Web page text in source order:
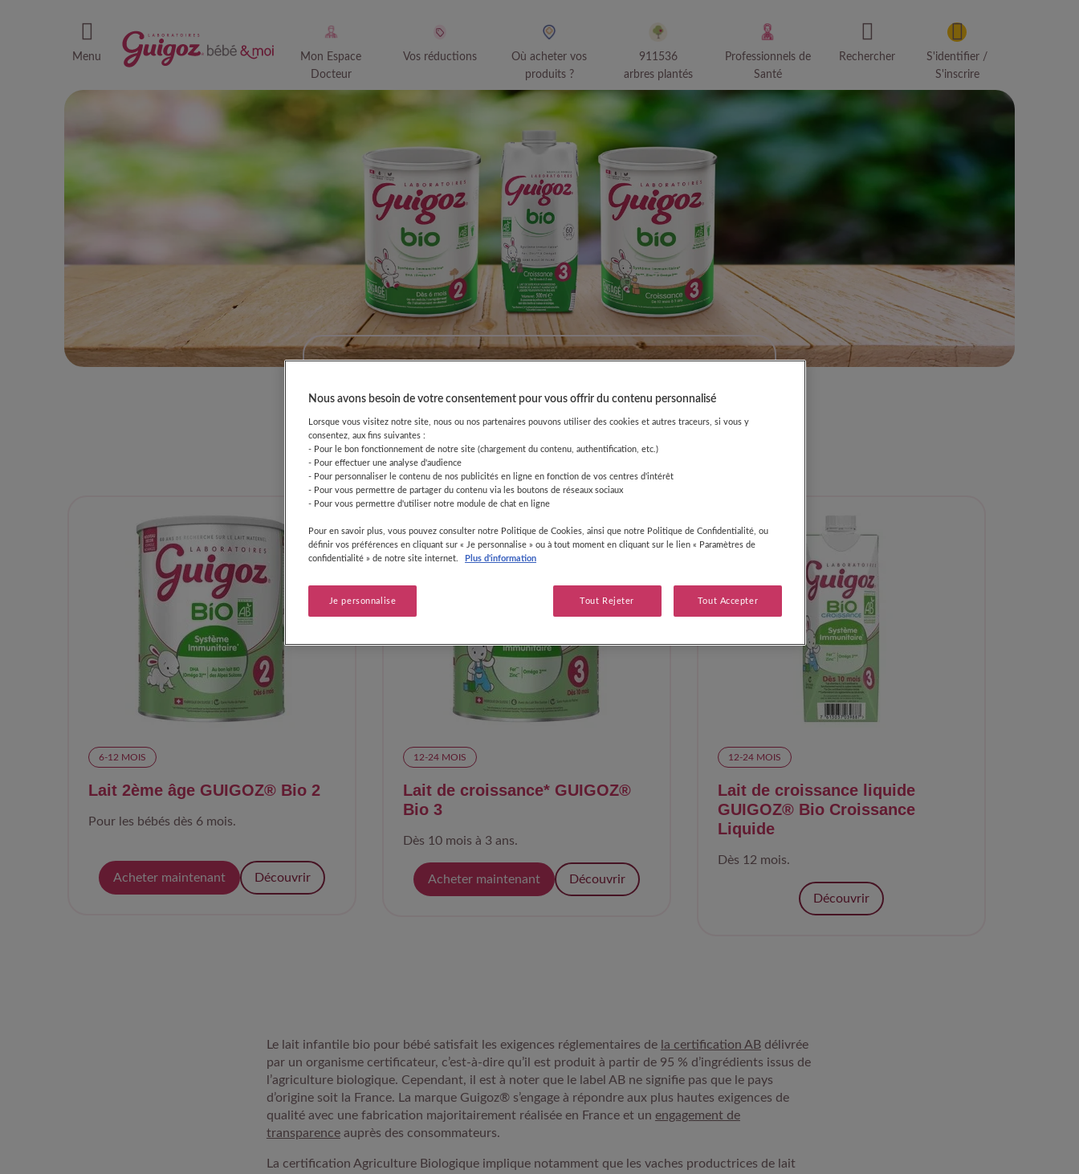
Menu
Mon Espace
Docteur
Vos réductions
Où acheter vos
produits ?
911536
arbres plantés
Professionnels de
Santé
Rechercher
S'identifier /
S'inscrire
6-12 MOIS​
Lait 2ème âge GUIGOZ® Bio 2
Pour les bébés dès 6 mois.
Acheter maintenant Découvrir
12-24 MOIS​
Lait de croissance* GUIGOZ®
Bio 3
Dès 10 mois à 3 ans.
Acheter maintenant Découvrir
12-24 MOIS​
Lait de croissance liquide
GUIGOZ® Bio Croissance
Liquide
Dès 12 mois.
Découvrir
Le lait infantile bio pour bébé satisfait les exigences réglementaires de la certification ABdélivrée
par un organisme certificateur, c’est-à-dire qu’il est produit à partir de 95 % d’ingrédients issus de
l’agriculture biologique. Cependant, il est à noter que le label AB ne signifie pas que le pays
d’origine soit la France. La marque Guigoz®s’engage à répondre aux plus hautes exigences de
qualitéavec une fabrication majoritairement réalisée en France et un engagement de
transparenceauprès des consommateurs.
La certification Agriculture Biologique implique notamment que les vaches productrices de lait
Nous avons besoin de votre consentement pour vous offrir du contenu personnalisé
Lorsque vous visitez notre site, nous ou nos partenaires pouvons utiliser des cookies et autres traceurs, si vous y
consentez, aux fins suivantes :
- Pour le bon fonctionnement de notre site (chargement du contenu, authentification, etc.)
- Pour effectuer une analyse d'audience
- Pour personnaliser le contenu de nos publicités en ligne en fonction de vos centres d'intérêt
- Pour vous permettre de partager du contenu via les boutons de réseaux sociaux
- Pour vous permettre d'utiliser notre module de chat en ligne
Pour en savoir plus, vous pouvez consulter notre Politique de Cookies, ainsi que notre Politique de Confidentialité, ou
définir vos préférences en cliquant sur « Je personnalise » ou à tout moment en cliquant sur le lien « Paramètres de
confidentialité » de notre site internet.
Plus d'information
Je personnalise Tout Rejeter Tout Accepter